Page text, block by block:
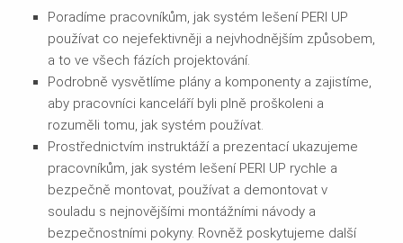
Poradíme pracovníkům, jak systém lešení PERI UP
používat co nejefektivněji a nejvhodnějším způsobem,
a to ve všech fázích projektování.
Podrobně vysvětlíme plány a komponenty a zajistíme,
aby pracovníci kanceláří byli plně proškoleni a
rozuměli tomu, jak systém používat.
Prostřednictvím instruktáží a prezentací ukazujeme
pracovníkům, jak systém lešení PERI UP rychle a
bezpečně montovat, používat a demontovat v
souladu s nejnovějšími montážními návody a
bezpečnostními pokyny. Rovněž poskytujeme další